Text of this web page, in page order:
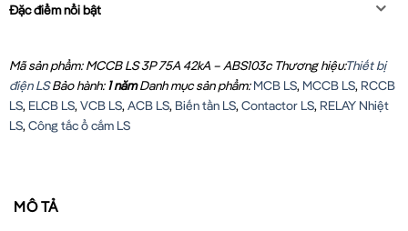
Đặc điểm nổi bật
Mã sản phẩm: MCCB LS 3P 75A 42kA – ABS103cThương hiệu:Thiết bị
điện LS Bảo hành:1 nămDanh mục sản phẩm:MCB LS, MCCB LS, RCCB
LS, ELCB LS,VCB LS,ACB LS, Biến tần LS,Contactor LS, RELAY Nhiệt
LS,Công tắc ổ cắm LS
MÔ TẢ